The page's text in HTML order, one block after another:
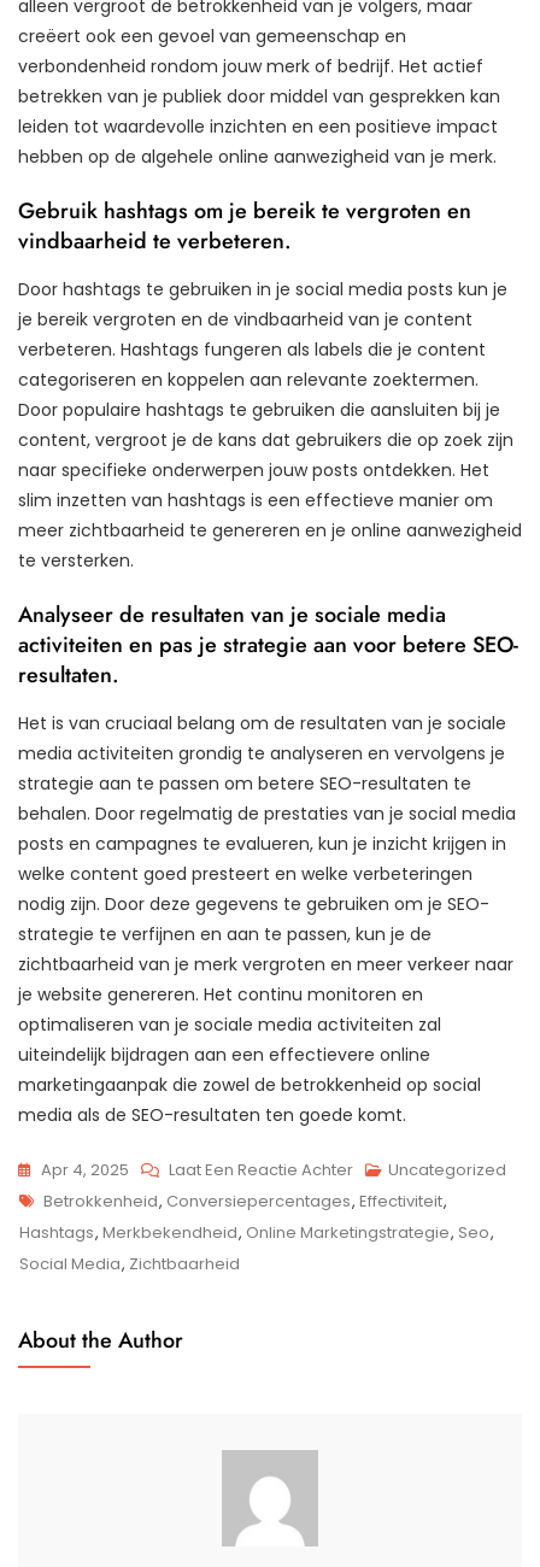
alleen vergroot de betrokkenheid van je volgers, maar
creëert ook een gevoel van gemeenschap en
verbondenheid rondom jouw merk of bedrijf. Het actief
betrekken van je publiek door middel van gesprekken kan
leiden tot waardevolle inzichten en een positieve impact
hebben op de algehele online aanwezigheid van je merk.
Gebruik hashtags om je bereik te vergroten en
vindbaarheid te verbeteren.
Door hashtags te gebruiken in je social media posts kun je
je bereik vergroten en de vindbaarheid van je content
verbeteren. Hashtags fungeren als labels die je content
categoriseren en koppelen aan relevante zoektermen.
Door populaire hashtags te gebruiken die aansluiten bij je
content, vergroot je de kans dat gebruikers die op zoek zijn
naar specifieke onderwerpen jouw posts ontdekken. Het
slim inzetten van hashtags is een effectieve manier om
meer zichtbaarheid te genereren en je online aanwezigheid
te versterken.
Analyseer de resultaten van je sociale media
activiteiten en pas je strategie aan voor betere SEO-
resultaten.
Het is van cruciaal belang om de resultaten van je sociale
media activiteiten grondig te analyseren en vervolgens je
strategie aan te passen om betere SEO-resultaten te
behalen. Door regelmatig de prestaties van je social media
posts en campagnes te evalueren, kun je inzicht krijgen in
welke content goed presteert en welke verbeteringen
nodig zijn. Door deze gegevens te gebruiken om je SEO-
strategie te verfijnen en aan te passen, kun je de
zichtbaarheid van je merk vergroten en meer verkeer naar
je website genereren. Het continu monitoren en
optimaliseren van je sociale media activiteiten zal
uiteindelijk bijdragen aan een effectievere online
marketingaanpak die zowel de betrokkenheid op social
media als de SEO-resultaten ten goede komt.
Apr 4, 2025 Laat Een Reactie AchterOp
Optimaliseer
Je
Uncategorized
Tags
Betrokkenheid, Conversiepercentages, Effectiviteit,
Hashtags, Merkbekendheid, Online Marketingstrategie, Seo,
Social Media, Zichtbaarheid
About the Author